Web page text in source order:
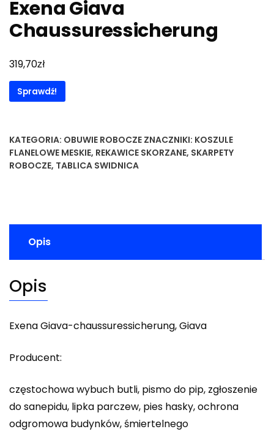
Exena Giava
Chaussuressicherung
319,70zł
Sprawdź!
KATEGORIA: OBUWIE ROBOCZE ZNACZNIKI: KOSZULE
FLANELOWE MESKIE, REKAWICE SKORZANE, SKARPETY
ROBOCZE, TABLICA SWIDNICA
Opis
Opis
Exena Giava-chaussuressicherung, Giava
Producent:
częstochowa wybuch butli, pismo do pip, zgłoszenie
do sanepidu, lipka parczew, pies hasky, ochrona
odgromowa budynków, śmiertelnego